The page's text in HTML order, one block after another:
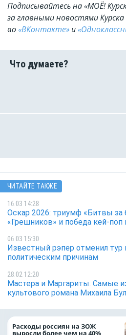
Подписывайтесь на «МОЁ!
за главными новостями
во«ВКонтакте» и
ЧИТАЙТЕ ТАКЖЕ
16.03 14:28
Оскар 2026: триумф «Битвы за
«Грешников» и победа кей-
06.03 15:30
Известный рэпер отменил тур
политическим причинам
28.02 12:20
Мастера и Маргариты. Самые
культового романа Михаила
Расходы россиян на ЗОЖ
выросли более чем на 40%